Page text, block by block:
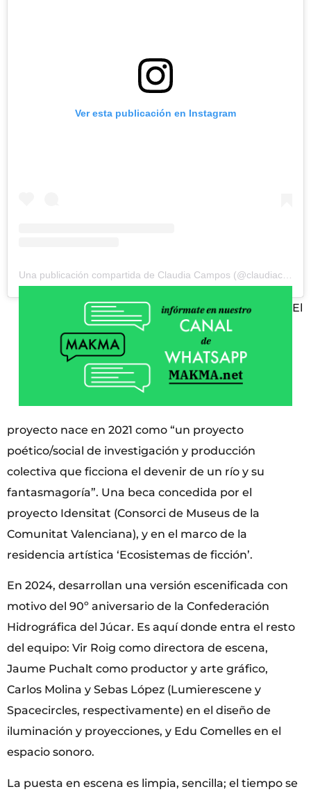
Ver esta publicación en Instagram
El
proyecto nace en 2021 como “un proyecto
poético/social de investigación y producción
colectiva que ficciona el devenir de un río y su
fantasmagoría”. Una beca concedida por el
proyecto Idensitat (Consorci de Museus de la
Comunitat Valenciana), y en el marco de la
residencia artística ‘Ecosistemas de ficción’.
En 2024, desarrollan una versión escenificada con
motivo del 90º aniversario de la Confederación
Hidrográfica del Júcar. Es aquí donde entra el resto
del equipo: Vir Roig como directora de escena,
Jaume Puchalt como productor y arte gráfico,
Carlos Molina y Sebas López (Lumierescene y
Spacecircles, respectivamente) en el diseño de
iluminación y proyecciones, y Edu Comelles en el
espacio sonoro.
La puesta en escena es limpia, sencilla; el tiempo se